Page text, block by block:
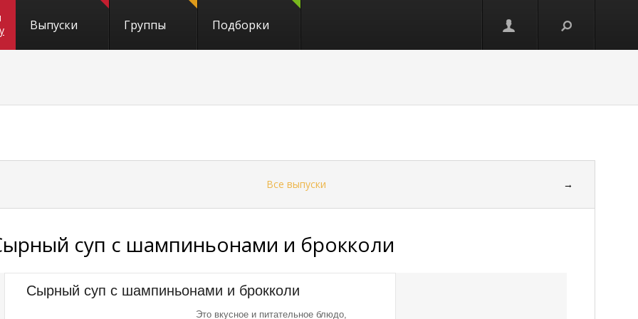
Выпуски Группы Подборки
Все выпуски →
суп с шампиньонами и брокколи
Сырный суп с шампиньонами и брокколи
Это вкусное и питательное блюдо,